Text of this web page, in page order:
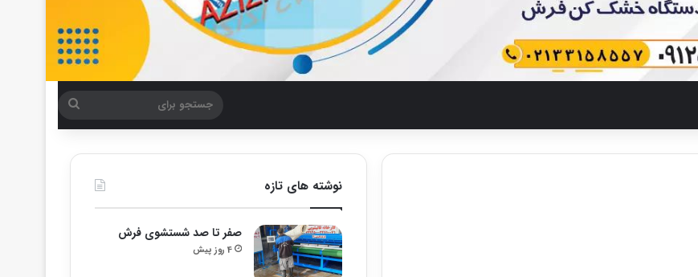
جستجو
برای
نوشته های تازه
صفر تا صد شستشوی فرش
4 روز پیش